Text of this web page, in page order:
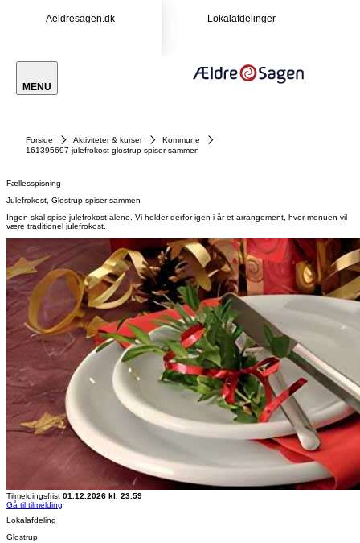
Aeldresagen.dk Lokalafdelinger
MENU
Forside Aktiviteter & kurser
Kommune
161395697-julefrokost-glostrup-spiser-sammen
Fællesspisning
Julefrokost, Glostrup spiser sammen
Ingen skal spise julefrokost alene. Vi holder derfor igen i år et arrangement, hvor menuen vil
være traditionel julefrokost.
Tilmeldingsfrist 01.12.2026 kl. 23.59
Gå til tilmelding
Lokalafdeling
Glostrup